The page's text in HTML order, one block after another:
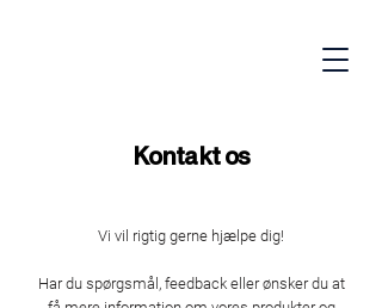
Kontakt os
Vi vil rigtig gerne hjælpe dig!
Har du spørgsmål, feedback eller ønsker du at